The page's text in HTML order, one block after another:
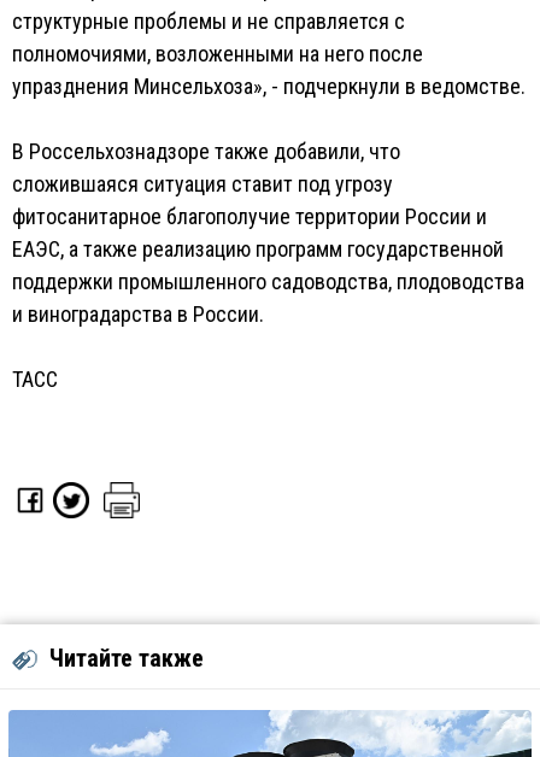
структурные проблемы и не справляется с
полномочиями, возложенными на него после
упразднения Минсельхоза», - подчеркнули в ведомстве.
В Россельхознадзоре также добавили, что
сложившаяся ситуация ставит под угрозу
фитосанитарное благополучие территории России и
ЕАЭС, а также реализацию программ государственной
поддержки промышленного садоводства, плодоводства
и виноградарства в России.
ТАСС
Читайте также